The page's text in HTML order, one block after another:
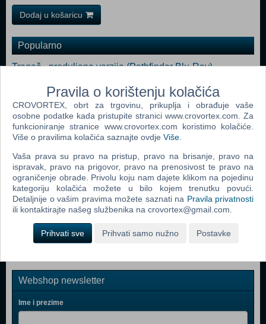
Dodaj u košaricu
Popularno
Tragač - produljena verzija (Pathfinder Blu-Ray)
Plava Munja (Blue Streak Blu-Ray)
Harry Potter i Plameni Pehar (Harry Potter And The
Goblet Of Fire Blu-Ray)
Vodeni Konj - Legenda Dubina (N) (The Water Horse -
Dogodilo Se Na Manhattanu (Maid In Manhattan Blu-
Ray)
Mumija: Grobnica Zmajskog Cara (The Mummy: Tomb Of
The Dragon Emperor Blu-Ray)
Webshop newsletter
Ime i prezime
Pravila o korištenju kolačića
CROVORTEX, obrt za trgovinu, prikuplja i obrađuje vaše
osobne podatke kada pristupite stranici www.crovortex.com. Za
funkcioniranje stranice www.crovortex.com koristimo kolačiće.
Više o pravilima kolačića saznajte ovdje Više
Vaša prava su pravo na pristup, pravo na brisanje, pravo na
ispravak, pravo na prigovor, pravo na prenosivost te pravo na
ograničenje obrade. Privolu koju nam dajete klikom na pojedinu
kategoriju kolačića možete u bilo kojem trenutku povući.
Detaljnije o vašim pravima možete saznati na Pravila privatnosti
ili kontaktirajte našeg službenika na crovortex@gmail.com.
Prihvati sve Prihvati samo nužno Postavke